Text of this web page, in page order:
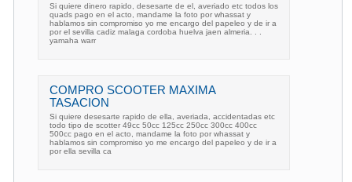
Si quiere dinero rapido, desesarte de el, averiado etc todos los
quads pago en el acto, mandame la foto por whassat y
hablamos sin compromiso yo me encargo del papeleo y de ir a
por el sevilla cadiz malaga cordoba huelva jaen almeria. . .
yamaha warr
COMPRO SCOOTER MAXIMA
TASACION
Si quiere desesarte rapido de ella, averiada, accidentadas etc
todo tipo de scotter 49cc 50cc 125cc 250cc 300cc 400cc
500cc pago en el acto, mandame la foto por whassat y
hablamos sin compromiso yo me encargo del papeleo y de ir a
por ella sevilla ca